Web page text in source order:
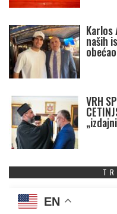
Karlos
naših
VRH
EN